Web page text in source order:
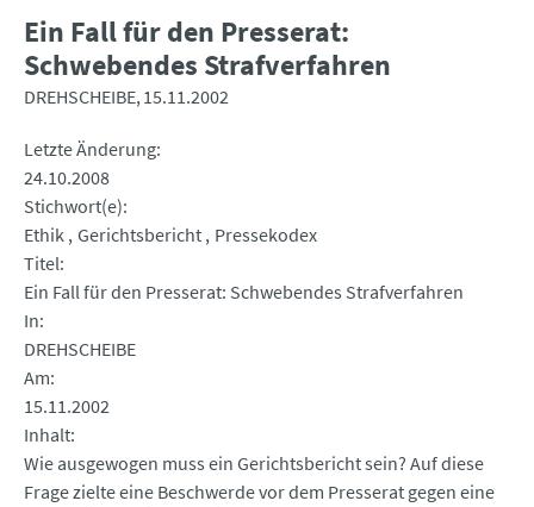
Ein Fall für den Presserat:
Schwebendes Strafverfahren
DREHSCHEIBE 15.11.2002
Letzte Änderung
24.10.2008
Stichwort(e)
Ethik Gerichtsbericht Pressekodex
Titel
Ein Fall für den Presserat: Schwebendes Strafverfahren
In
DREHSCHEIBE
Am
15.11.2002
Inhalt
Wie ausgewogen muss ein Gerichtsbericht sein? Auf diese
Frage zielte eine Beschwerde vor dem Presserat gegen eine